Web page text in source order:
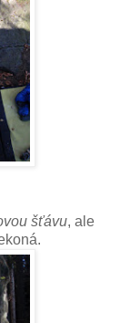
šťávu, ale